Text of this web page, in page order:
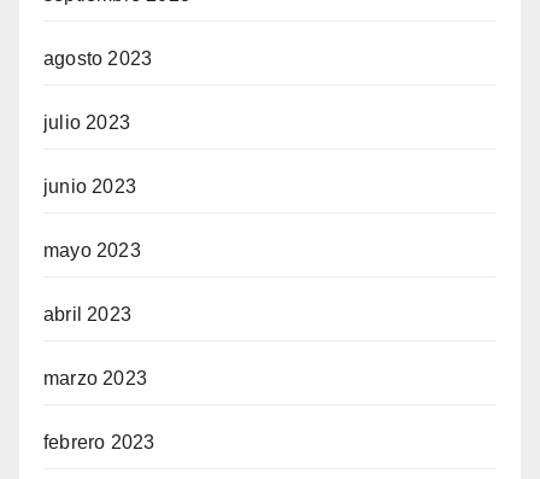
agosto 2023
julio 2023
junio 2023
mayo 2023
abril 2023
marzo 2023
febrero 2023